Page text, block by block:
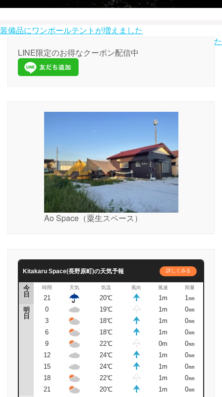
投
装備品にワンポールテントが増えました
装備品にタープが増えました
LINE限定のお得なクーポン配信中
Ao Space（粟生スペース）
Kitakaru Space(長野原町)の天気予報 詳しくみる
今
日
時間 天気 気温 風向 風速 雨量
21 20℃ 1m
1㎜
明
日
0 19℃ 1m
0㎜
3
18℃ 1m
0㎜
6
18℃ 1m
0㎜
9
22℃ 0m
0㎜
12
24℃ 1m
0㎜
15
24℃ 1m
0㎜
18
22℃ 1m
0㎜
21
20℃ 1m
0㎜